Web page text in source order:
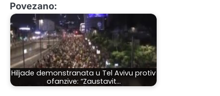
Povezano:
Hiljade demonstranata u Tel Avivu protiv
ofanzive: “Zaustavit…